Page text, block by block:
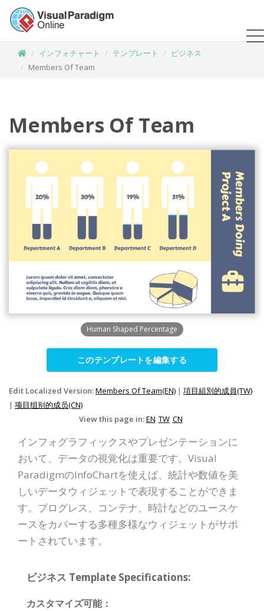
インフォチャート テンプレート
ビジネス
Members Of Team
Members Of Team
Human Shaped Percentage
このテンプレートを編集する
Edit Localized Version:Members Of Team(EN) | 項目組別的成員(TW)
| 项目组别的成员(CN)
View this page in:EN TW CN
インフォグラフィックスやプレゼンテーションに
おいて、データの視覚化は重要です。Visual
ParadigmのInfoChartを使えば、統計や数値を美
しいデータウィジェットで表現することができま
す。プログレス、コンテナ、時計などのユースケ
ースをカバーする多種多様なウィジェットがサポ
ートされています。
ビジネス Template Specifications:
カスタマイズ可能：